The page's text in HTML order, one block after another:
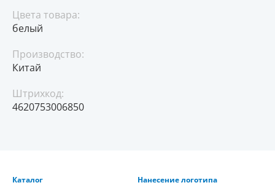
Цвета товара:
белый
Производство:
Китай
Штрихкод:
4620753006850
Каталог Нанесение логотипа